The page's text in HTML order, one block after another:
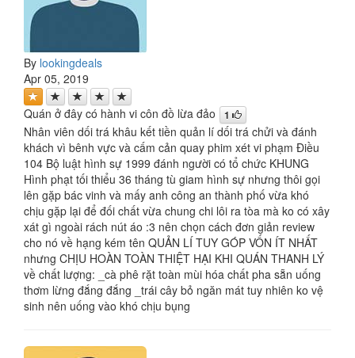
By lookingdeals
Apr 05, 2019
Quán ở đây có hành vi côn đồ lừa đảo 1
Nhân viên dối trá khâu kết tiền quản lí dối trá chửi và đánh
khách vì bênh vực và cấm cản quay phim xét vi phạm Điều
104 Bộ luật hình sự 1999 đánh người có tổ chức KHUNG
Hình phạt tối thiểu 36 tháng tù giam hình sự nhưng thôi gọi
lên gặp bác vinh và mấy anh công an thành phố vừa khó
chịu gặp lại để đối chất vừa chung chi lôi ra tòa mà ko có xây
xát gì ngoài rách nút áo :3 nên chọn cách đơn giản review
cho nó về hạng kém tên QUẢN LÍ TUY GÓP VỐN ÍT NHẤT
nhưng CHỊU HOÀN TOÀN THIỆT HẠI KHI QUÁN THANH LÝ
về chất lượng: _cà phê rặt toàn mùi hóa chất pha sẵn uống
thơm lừng đắng đắng _trái cây bỏ ngăn mát tuy nhiên ko vệ
sinh nên uống vào khó chịu bụng